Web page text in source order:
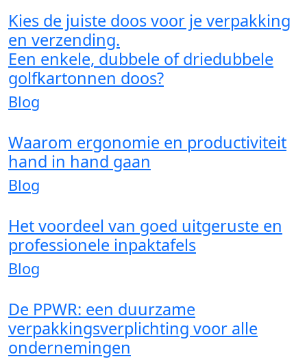
Kies de juiste doos voor je verpakking
en verzending.
Een enkele, dubbele of driedubbele
golfkartonnen doos?
Blog
Waarom ergonomie en productiviteit
hand in hand gaan
Blog
Het voordeel van goed uitgeruste en
professionele inpaktafels
Blog
De PPWR: een duurzame
verpakkingsverplichting voor alle
ondernemingen